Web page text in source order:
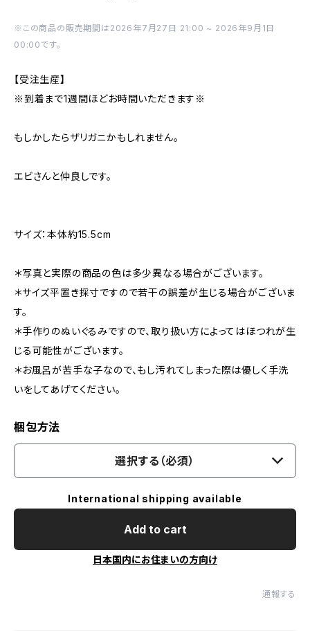
※この商品の販売期間は2026年7月27日 21:00 ~ 2026年9月1日
00:00です。
【受注生産】
※到着まで1週間ほどお時間いただきます※
もしかしたらザリガニかもしれません。
エビさんと仲良しです。
サイズ：本体約15.5cm
＊写真と実際の商品の色は多少異なる場合がございます。
＊サイズ平置き採寸ですので若干の誤差が生じる場合がございま
す。
＊手作りのぬいぐるみですので、取り扱い方によってはほつれが生
じる可能性がございます。
＊お風呂が苦手な子なので、もし汚れてしまった際は優しく手洗
いをしてあげてください。
梱包方法
選択する（必須）
International shipping available
Add to cart
日本国内にお住まいの方向け
通報する